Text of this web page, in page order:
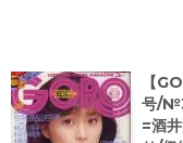
【
号/
=酒